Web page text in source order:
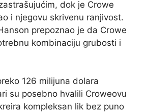
dok je Crowe
i njegovu skrivenu ranjivost.
prepoznao je da Crowe
kombinaciju grubosti i
126 milijuna dolara
su posebno hvalili Croweovu
kompleksan lik bez puno